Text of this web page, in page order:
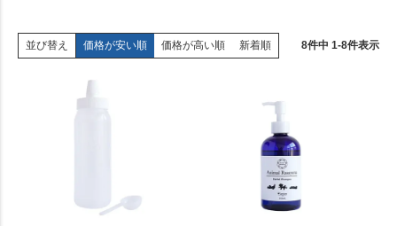
並び替え 価格が安い順 価格が高い順 新着順 8件中 1-8件表示